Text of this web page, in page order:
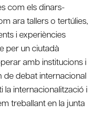
com els dinars-
ara tallers o tertúlies,
i experiències
per un ciutadà
amb institucions i
de debat internacional
la internacionalització i
treballant en la junta